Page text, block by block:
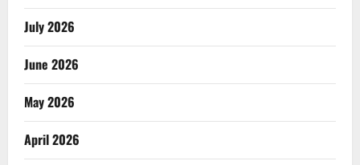
July 2026
June 2026
May 2026
April 2026